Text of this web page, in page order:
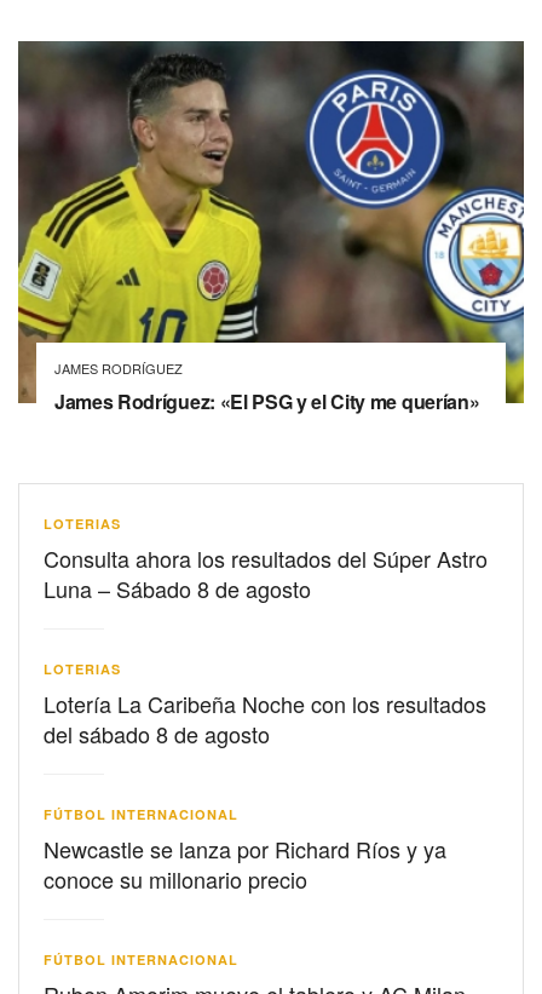
JAMES RODRÍGUEZ
James Rodríguez: «El PSG y el City me querían»
LOTERIAS
Consulta ahora los resultados del Súper Astro
Luna – Sábado 8 de agosto
LOTERIAS
Lotería La Caribeña Noche con los resultados
del sábado 8 de agosto
FÚTBOL INTERNACIONAL
Newcastle se lanza por Richard Ríos y ya
conoce su millonario precio
FÚTBOL INTERNACIONAL